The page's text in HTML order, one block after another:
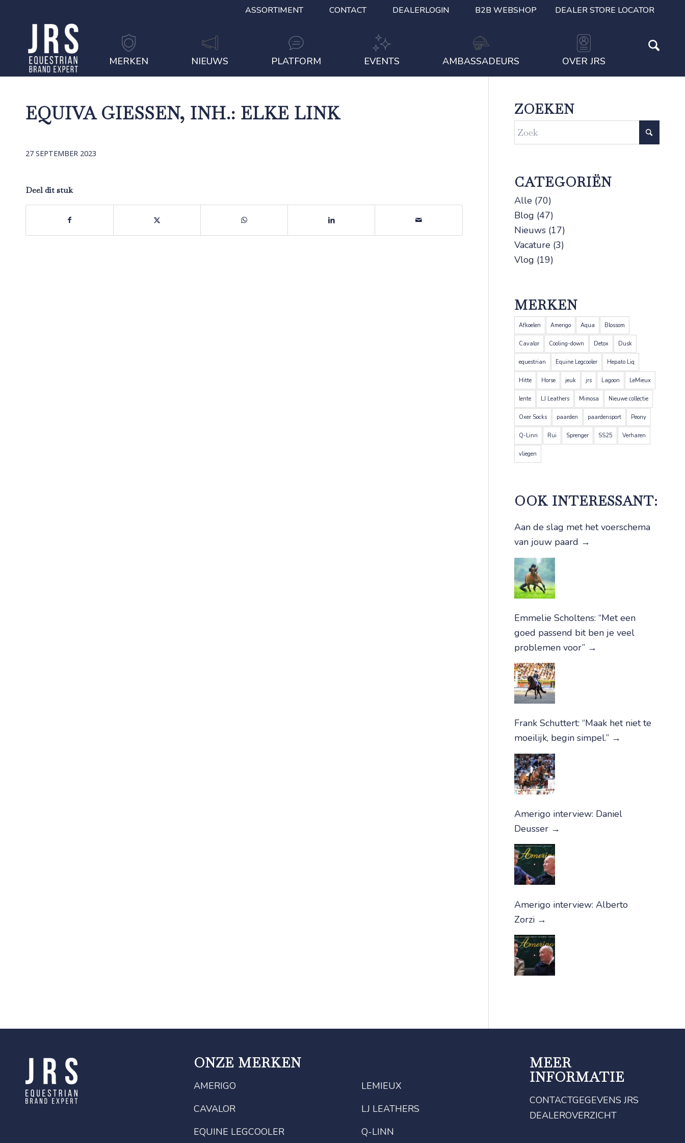
ASSORTIMENT CONTACT DEALERLOGIN B2B WEBSHOP DEALER STORE LOCATOR
MERKEN NIEUWS PLATFORM EVENTS AMBASSADEURS OVER JRS
EQUIVA GIESSEN, INH.: ELKE LINK
27 SEPTEMBER 2023
Deel dit stuk
ZOEKEN
CATEGORIËN
Alle (70)
Blog (47)
Nieuws (17)
Vacature (3)
Vlog (19)
MERKEN
Afkoelen Amerigo Aqua Blossom
Cavalor Cooling-down Detox Dusk
equestrian Equine Legcooler Hepato Liq
Hitte Horse jeuk jrs Lagoon LeMieux
lente LJ Leathers Mimosa Nieuwe collectie
Oxer Socks paarden paardensport Peony
Q-Linn Rui Sprenger SS25 Verharen
vliegen
OOK INTERESSANT:
Aan de slag met het voerschema
van jouw paard →
Emmelie Scholtens: “Met een
goed passend bit ben je veel
problemen voor” →
Frank Schuttert: “Maak het niet te
moeilijk, begin simpel.” →
Amerigo interview: Daniel
Deusser →
Amerigo interview: Alberto
Zorzi →
ONZE MERKEN
AMERIGO
CAVALOR
EQUINE LEGCOOLER
LEMIEUX
LJ LEATHERS
Q-LINN
MEER
INFORMATIE
CONTACTGEGEVENS JRS
DEALEROVERZICHT